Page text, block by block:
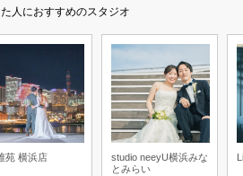
人におすすめのスタジオ
苑 横浜店
studio neeyU横浜みな
とみらい